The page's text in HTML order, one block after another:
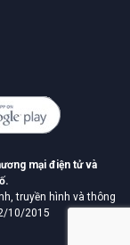
mại điện tử và
truyền hình và thông
10/2015